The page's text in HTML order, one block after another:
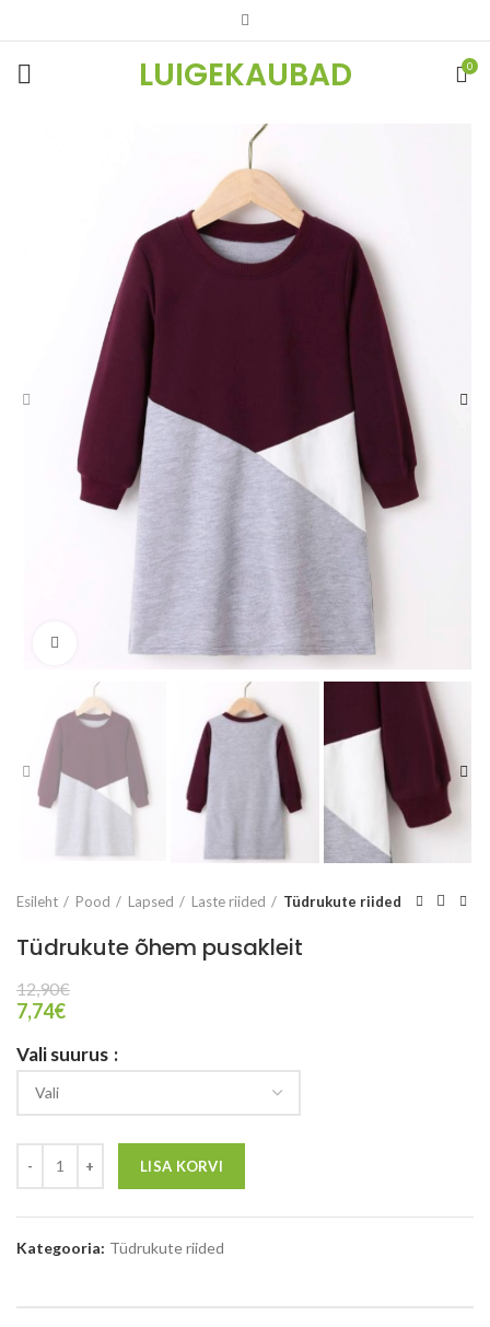
LUIGEKAUBAD 0
Vaata suuremalt
Esileht Pood Lapsed Laste riided Tüdrukute riided
Tüdrukute õhem pusakleit
12,90€
7,74€
Vali suurus
LISA KORVI
Kategooria: Tüdrukute riided